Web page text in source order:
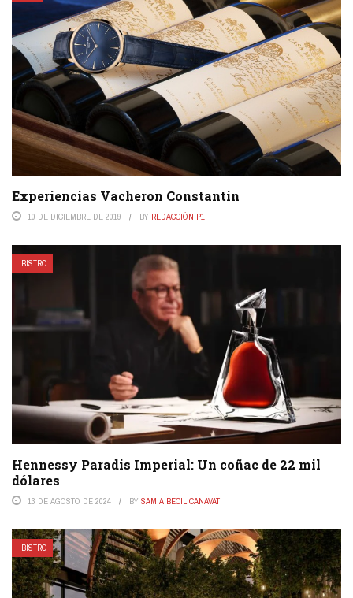
Experiencias Vacheron Constantin
10 DE DICIEMBRE DE 2019 BY REDACCIÓN P1
BISTRO
Hennessy Paradis Imperial: Un coñac de 22 mil
dólares
13 DE AGOSTO DE 2024 BY SAMIA BECIL CANAVATI
BISTRO